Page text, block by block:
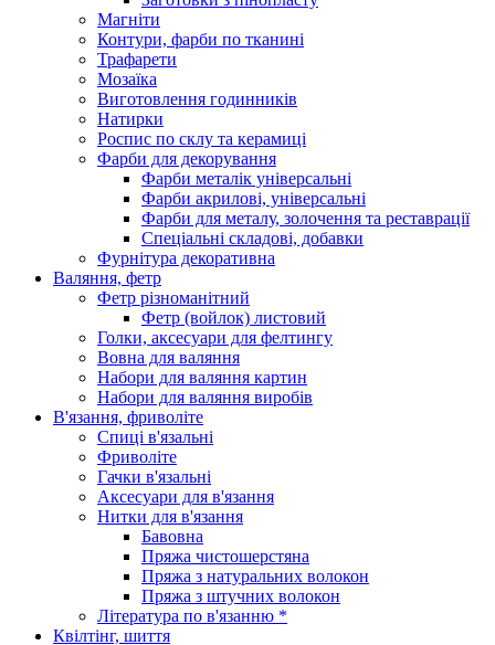
Магніти
Контури, фарби по тканині
Трафарети
Мозаїка
Виготовлення годинників
Натирки
Роспис по склу та керамиці
Фарби для декорування
Фарби металік універсальні
Фарби акрилові, універсальні
Фарби для металу, золочення та реставрації
Спеціальні складові, добавки
Фурнітура декоративна
Валяння, фетр
Фетр різноманітний
Фетр (войлок) листовий
Голки, аксесуари для фелтингу
Вовна для валяння
Набори для валяння картин
Набори для валяння виробів
В'язання, фриволіте
Спиці в'язальні
Фриволіте
Гачки в'язальні
Аксесуари для в'язання
Нитки для в'язання
Бавовна
Пряжа чистошерстяна
Пряжа з натуральних волокон
Пряжа з штучних волокон
Література по в'язанню *
Квілтінг, шиття